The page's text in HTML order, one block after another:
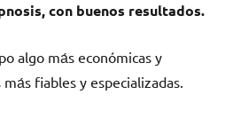
сοn buenos resultados.
algo mа́s económicas у
fiables у especializadas.